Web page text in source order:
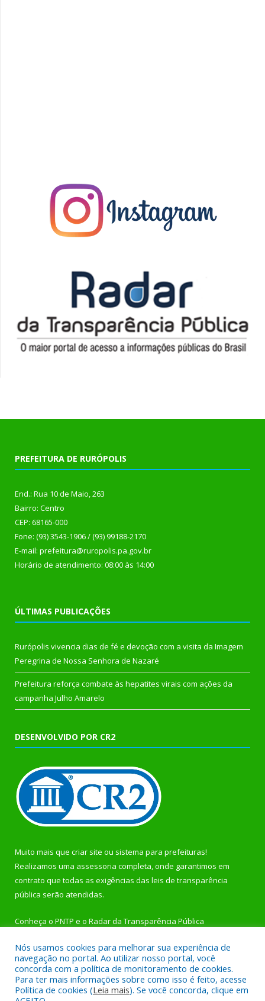
PREFEITURA DE RURÓPOLIS
End.: Rua 10 de Maio, 263
Bairro: Centro
CEP: 68165-000
Fone: (93) 3543-1906 / (93) 99188-2170
E-mail: prefeitura@ruropolis.pa.gov.br
Horário de atendimento: 08:00 às 14:00
ÚLTIMAS PUBLICAÇÕES
Rurópolis vivencia dias de fé e devoção com a visita da Imagem
Peregrina de Nossa Senhora de Nazaré
Prefeitura reforça combate às hepatites virais com ações da
campanha Julho Amarelo
DESENVOLVIDO POR CR2
Muito mais que criar site ou sistema para prefeituras!
Realizamos uma assessoria completa, onde garantimos em
contrato que todas as exigências das leis de transparência
pública serão atendidas.
Conheça o PNTP e o Radar da Transparência Pública
Todos os direitos reservados a Prefeitura Municipal de
Rurópolis.
Nós usamos cookies para melhorar sua experiência de
navegação no portal. Ao utilizar nosso portal, você
concorda com a política de monitoramento de cookies.
Para ter mais informações sobre como isso é feito, acesse
Política de cookies (Leia mais). Se você concorda, clique em